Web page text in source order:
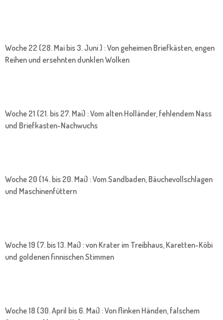
Woche 22 (28. Mai bis 3. Juni ) : Von geheimen Briefkästen, engen
Reihen und ersehnten dunklen Wolken
Woche 21 (21. bis 27. Mai) : Vom alten Holländer, fehlendem Nass
und Briefkasten-Nachwuchs
Woche 20 (14. bis 20. Mai) : Vom Sandbaden, Bäuchevollschlagen
und Maschinenfüttern
Woche 19 (7. bis 13. Mai) : von Krater im Treibhaus, Karetten-Köbi
und goldenen finnischen Stimmen
Woche 18 (30. April bis 6. Mai) : Von flinken Händen, falschem